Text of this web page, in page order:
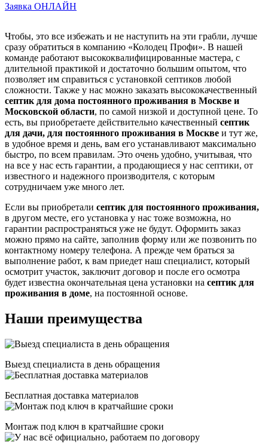
Заявка ОНЛАЙН
Чтобы, это все избежать и не наступить на эти грабли, лучше
сразу обратиться в компанию «Колодец Профи». В нашей
команде работают высококвалифицированные мастера, с
длительной практикой и достаточно большим опытом, что
позволяет им справиться с установкой септиков любой
сложности. Также у нас можно заказать высококачественный
септик для дома постоянного проживания в Москве и
Московской области, по самой низкой и доступной цене. То
есть, вы приобретаете действительно качественный септик
для дачи, для постоянного проживания в Москве и тут же,
в удобное время и день, вам его устанавливают максимально
быстро, по всем правилам. Это очень удобно, учитывая, что
на все у нас есть гарантии, а продающиеся у нас септики, от
известного и надежного производителя, с которым
сотрудничаем уже много лет.
Если вы приобретали септик для постоянного проживания,
в другом месте, его установка у нас тоже возможна, но
гарантии распространяться уже не будут. Оформить заказ
можно прямо на сайте, заполнив форму или же позвонить по
контактному номеру телефона. А прежде чем браться за
выполнение работ, к вам приедет наш специалист, который
осмотрит участок, заключит договор и после его осмотра
будет известна окончательная цена установки на септик для
проживания в доме, на постоянной основе.
Наши преимущества
Выезд специалиста в день обращения
Бесплатная доставка материалов
Монтаж под ключ в кратчайшие сроки